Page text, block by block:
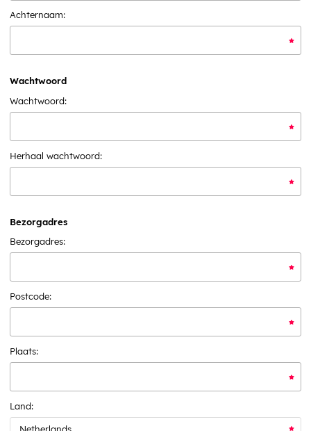
Achternaam:
Wachtwoord
Wachtwoord:
Herhaal wachtwoord:
Bezorgadres
Bezorgadres:
Postcode:
Plaats:
Land: